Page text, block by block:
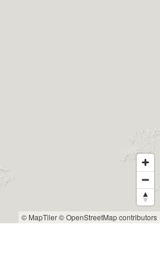
© MapTiler© OpenStreetMap contributors